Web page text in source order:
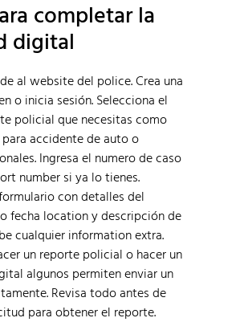
completar la
digital
al website del police. Crea una
o inicia sesión. Selecciona el
policial que necesitas como
accidente de auto o
Ingresa el numero de caso
number si ya lo tienes.
con detalles del
fecha location y descripción de
cualquier information extra.
un reporte policial o hacer un
algunos permiten enviar un
Revisa todo antes de
para obtener el reporte.